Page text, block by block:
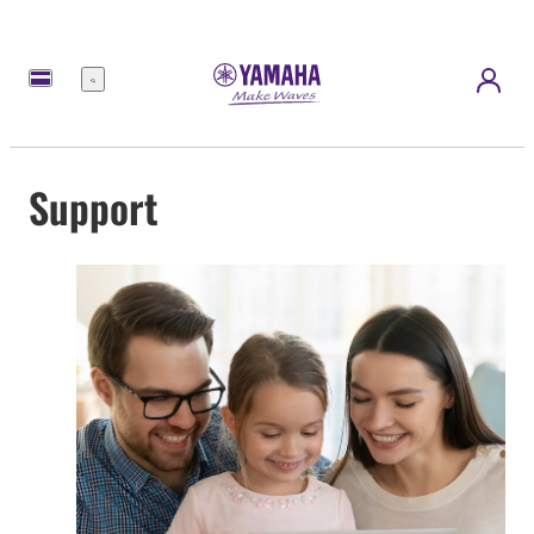
Meny
Support